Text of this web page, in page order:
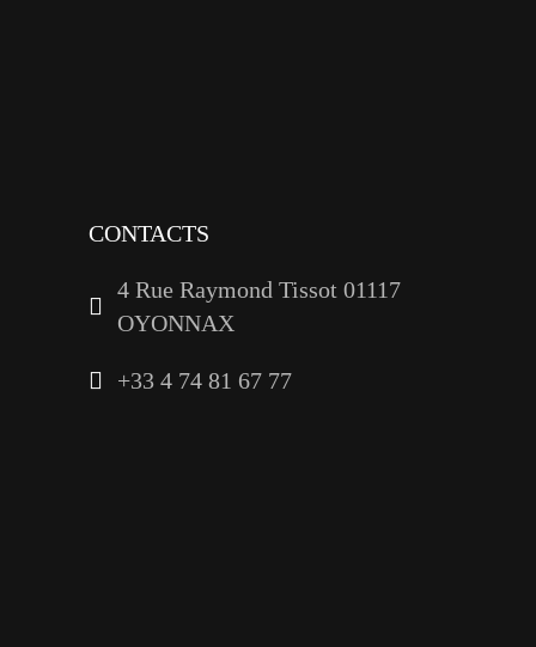
CONTACTS
4 Rue Raymond Tissot 01117
OYONNAX
+33 4 74 81 67 77